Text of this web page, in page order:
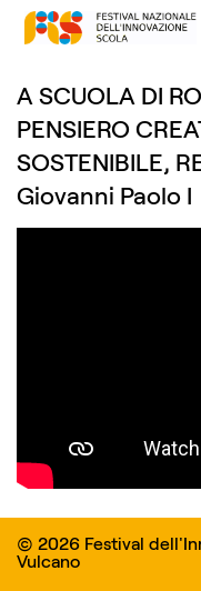
A SCUOLA DI
PENSIERO
SOSTENIBILE,
Giovanni Paolo I
© 2026 Festival
Vulcano